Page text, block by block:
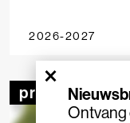
2026-2027
project
×
Ontvang